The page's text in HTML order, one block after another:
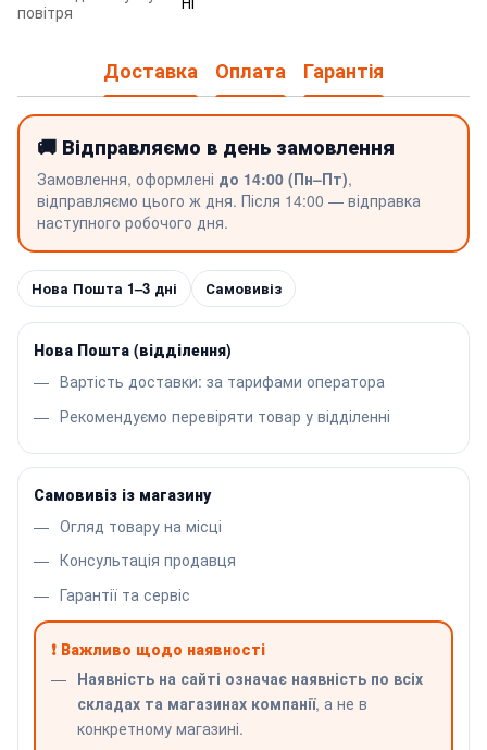
повітря
Доставка Оплата Гарантія
🚚 Відправляємо в день замовлення
Замовлення, оформлені до 14:00 (Пн–Пт),
відправляємо цього ж дня. Після 14:00 — відправка
наступного робочого дня.
Нова Пошта 1–3 дні Самовивіз
Нова Пошта (відділення)
Вартість доставки: за тарифами оператора
Рекомендуємо перевіряти товар у відділенні
Самовивіз із магазину
Огляд товару на місці
Консультація продавця
Гарантії та сервіс
❗ Важливо щодо наявності
Наявність на сайті означає наявність по всіх
складах та магазинах компанії, а не в
конкретному магазині.